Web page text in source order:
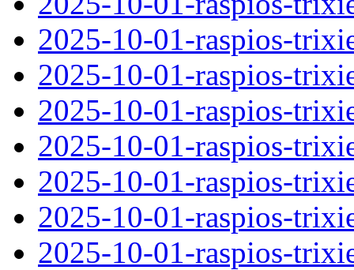
2025-10-01-raspios-
2025-10-01-raspios-
2025-10-01-raspios-
2025-10-01-raspios-
2025-10-01-raspios-
2025-10-01-raspios-
2025-10-01-raspios-